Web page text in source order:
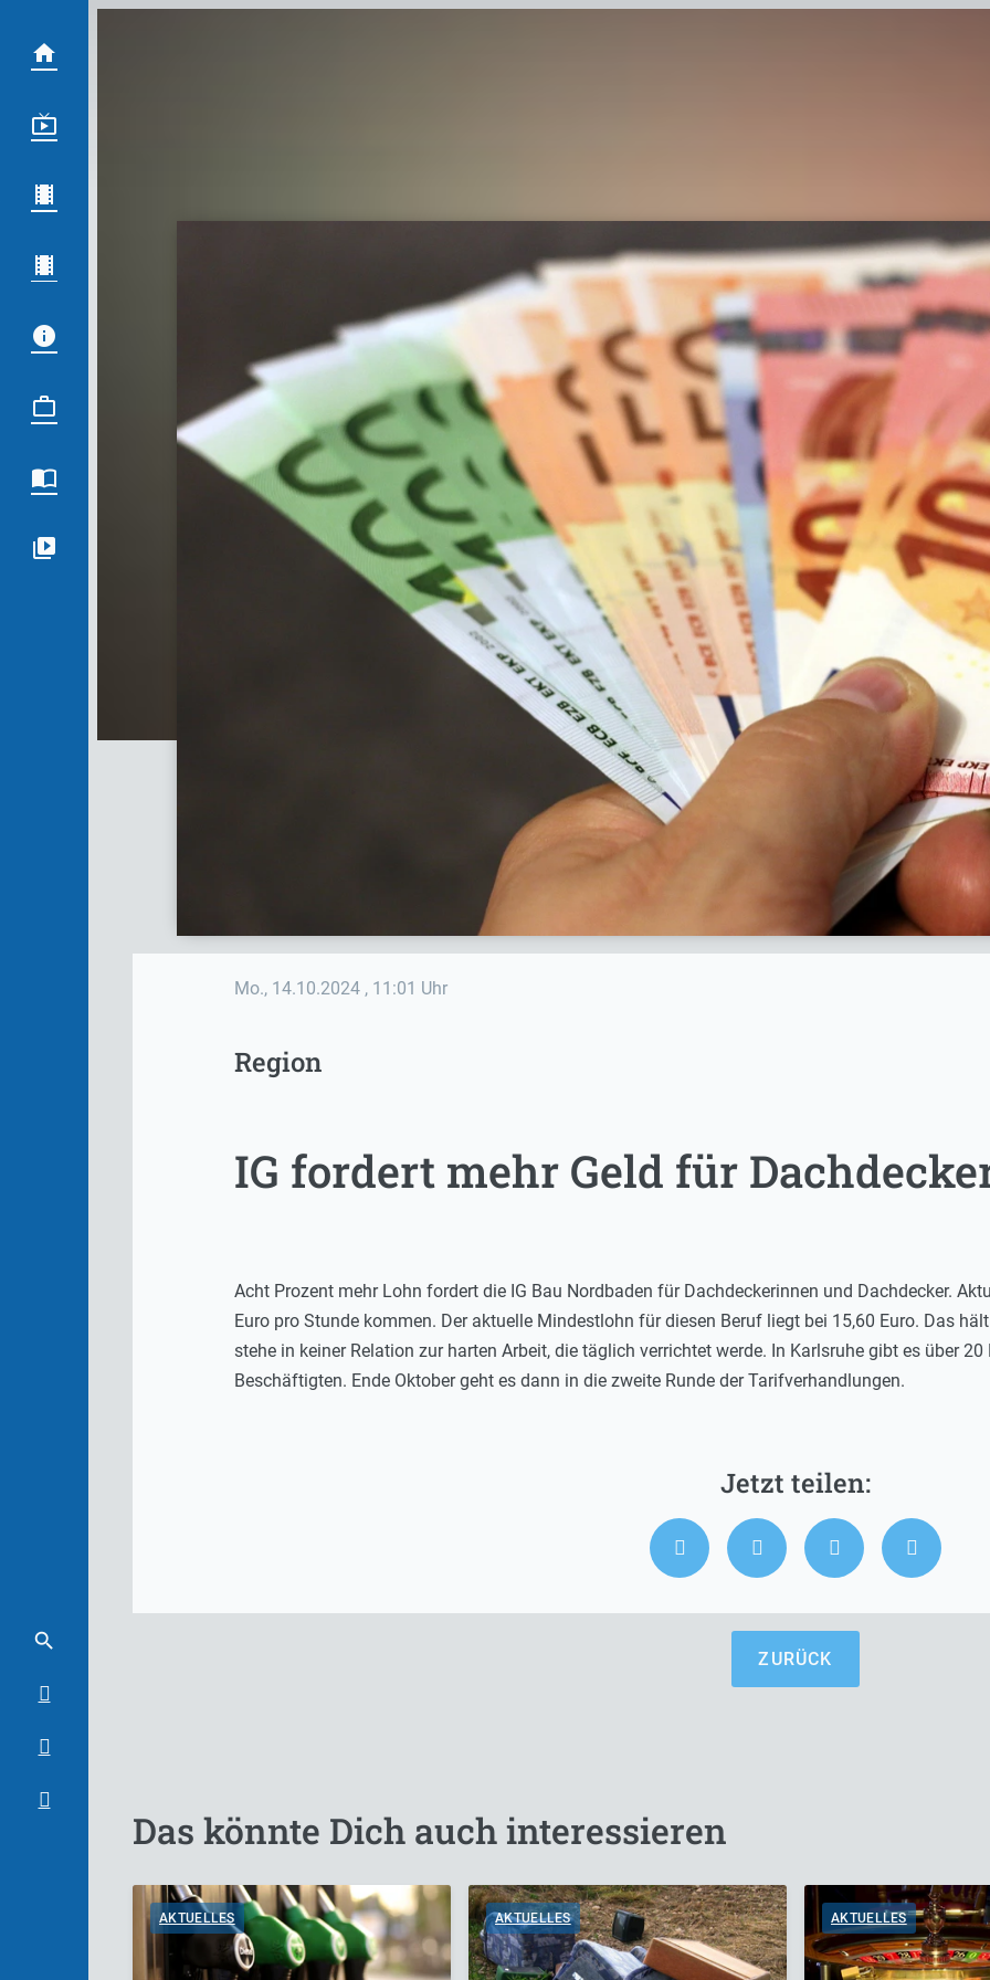
Mo., 14.10.2024 , 11:01 Uhr
Region
IG fordert mehr Geld für
Acht Prozent mehr Lohn fordert die IG Bau Nordbaden für Dachdeckerinnen und Dachdecker.
Euro pro Stunde kommen. Der aktuelle Mindestlohn für diesen Beruf liegt bei 15,60 Euro. Das
stehe in keiner Relation zur harten Arbeit, die täglich verrichtet werde. In Karlsruhe gibt es über
Beschäftigten. Ende Oktober geht es dann in die zweite Runde der Tarifverhandlungen.
ZURÜCK
Das könnte Dich auch interessieren
AKTUELLES AKTUELLES AKTUELLES